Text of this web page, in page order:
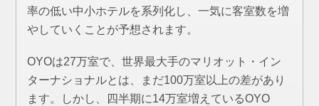
率の低い中小ホテルを系列化し、一気に客室数を増
やしていくことが予想されます。
OYOは27万室で、世界最大手のマリオット・イン
ターナショナルとは、まだ100万室以上の差があり
ます。しかし、四半期に14万室増えているOYO